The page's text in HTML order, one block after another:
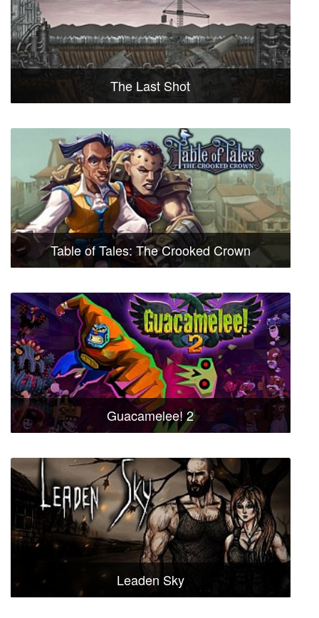
The Last Shot
Table of Tales: The Crooked Crown
Guacamelee! 2
Leaden Sky